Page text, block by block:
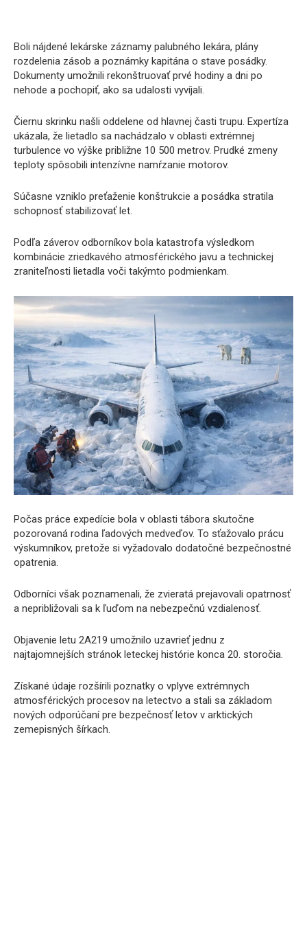
Boli nájdené lekárske záznamy palubného lekára, plány
rozdelenia zásob a poznámky kapitána o stave posádky.
Dokumenty umožnili rekonštruovať prvé hodiny a dni po
nehode a pochopiť, ako sa udalosti vyvíjali.
Čiernu skrinku našli oddelene od hlavnej časti trupu. Expertíza
ukázala, že lietadlo sa nachádzalo v oblasti extrémnej
turbulence vo výške približne 10 500 metrov. Prudké zmeny
teploty spôsobili intenzívne namŕzanie motorov.
Súčasne vzniklo preťaženie konštrukcie a posádka stratila
schopnosť stabilizovať let.
Podľa záverov odborníkov bola katastrofa výsledkom
kombinácie zriedkavého atmosférického javu a technickej
zraniteľnosti lietadla voči takýmto podmienkam.
Počas práce expedície bola v oblasti tábora skutočne
pozorovaná rodina ľadových medveďov. To sťažovalo prácu
výskumníkov, pretože si vyžadovalo dodatočné bezpečnostné
opatrenia.
Odborníci však poznamenali, že zvieratá prejavovali opatrnosť
a nepribližovali sa k ľuďom na nebezpečnú vzdialenosť.
Objavenie letu 2A219 umožnilo uzavrieť jednu z
najtajomnejších stránok leteckej histórie konca 20. storočia.
Získané údaje rozšírili poznatky o vplyve extrémnych
atmosférických procesov na letectvo a stali sa základom
nových odporúčaní pre bezpečnosť letov v arktických
zemepisných šírkach.